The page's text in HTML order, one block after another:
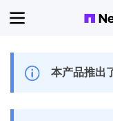
本产品推出